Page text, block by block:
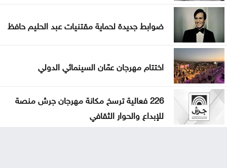
ضوابط جديدة لحماية مقتنيات عبد الحليم حافظ
اختتام مهرجان عمّان السينمائي الدولي
226 فعالية ترسخ مكانة مهرجان جرش منصة
للإبداع والحوار الثقافي